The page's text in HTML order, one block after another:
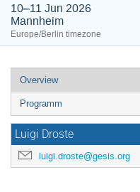
10–11 Jun 2026
Mannheim
Europe/Berlin timezone
Event
menu
Overview
Programm
Luigi Droste
luigi.droste@gesis.org